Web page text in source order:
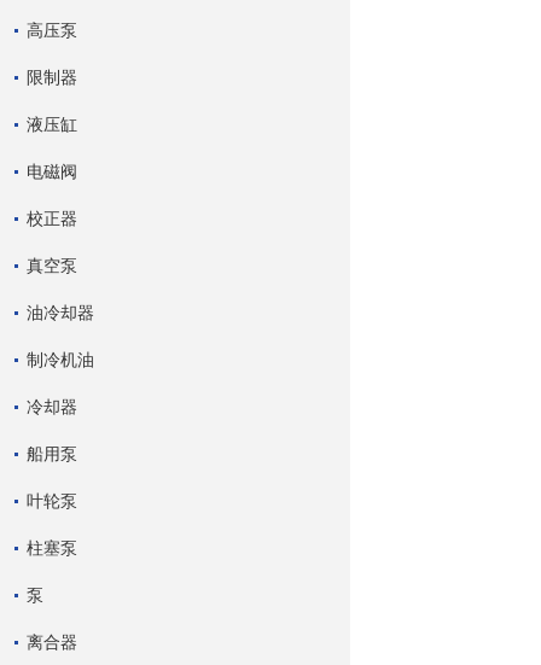
高压泵
限制器
液压缸
电磁阀
校正器
真空泵
油冷却器
制冷机油
冷却器
船用泵
叶轮泵
柱塞泵
泵
离合器